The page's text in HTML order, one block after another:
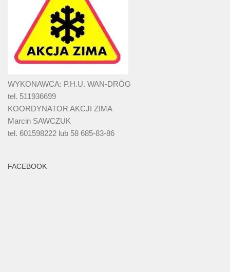
WYKONAWCA: P.H.U. WAN-DRÓG
tel. 511936699
KOORDYNATOR AKCJI ZIMA
Marcin SAWCZUK
tel. 601598222 lub 58 685-83-86
FACEBOOK